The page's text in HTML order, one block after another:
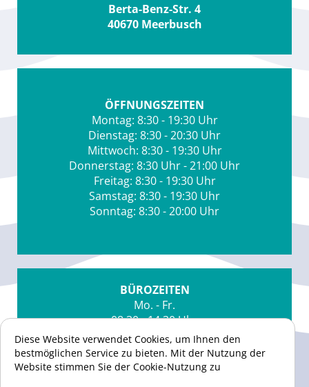
Berta-Benz-Str. 4
40670 Meerbusch
ÖFFNUNGSZEITEN
Montag: 8:30 - 19:30 Uhr
Dienstag: 8:30 - 20:30 Uhr
Mittwoch: 8:30 - 19:30 Uhr
Donnerstag: 8:30 Uhr - 21:00 Uhr
Freitag: 8:30 - 19:30 Uhr
Samstag: 8:30 - 19:30 Uhr
Sonntag: 8:30 - 20:00 Uhr
BÜROZEITEN
Mo. - Fr.
08:30 - 14:30 Uhr
Telefon
02159/8282879
Diese Website verwendet Cookies, um Ihnen den
bestmöglichen Service zu bieten. Mit der Nutzung der
Website stimmen Sie der Cookie-Nutzung zu